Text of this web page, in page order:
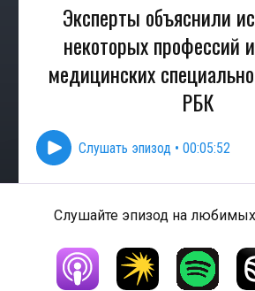
Эксперты объяснили
некоторых профессий
медицинских
РБК
Слушать эпизод • 00:05:52
Слушайте эпизод на